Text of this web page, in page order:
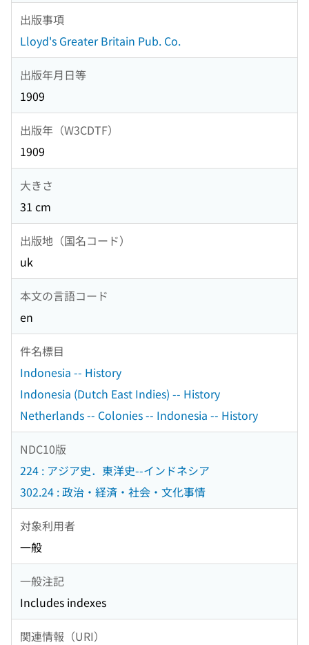
出版事項
Lloyd's Greater Britain Pub. Co.
出版年月日等
1909
出版年（W3CDTF）
1909
大きさ
31 cm
出版地（国名コード）
uk
本文の言語コード
en
件名標目
Indonesia -- History
Indonesia (Dutch East Indies) -- History
Netherlands -- Colonies -- Indonesia -- History
NDC10版
224 : アジア史．東洋史--インドネシア
302.24 : 政治・経済・社会・文化事情
対象利用者
一般
一般注記
Includes indexes
関連情報（URI）